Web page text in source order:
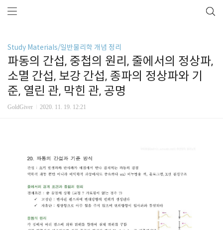
Study Materials/일반물리학 개념 정리
파동의 간섭, 중첩의 원리, 줄에서의 정상파,
소멸 간섭, 보강 간섭, 종파의 정상파와 기
준, 열린 관, 막힌 관, 공명
GoldGiver 2020. 11. 19. 12:21